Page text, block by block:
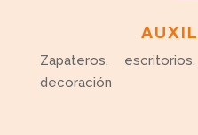
Zapateros,
decoración